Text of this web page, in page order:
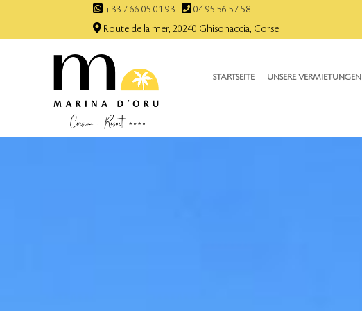
+33 7 66 05 01 93
04 95 56 57 58
Route de la mer, 20240 Ghisonaccia, Corse
STARTSEITE UNSERE VERMIETUNGEN